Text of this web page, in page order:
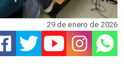
29 de enero de 2026